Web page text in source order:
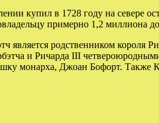
купил в 1728 году на севере
примерно 1,2 миллиона
является родственником
и Ричарда III
монарха, Джоан Бофорт.